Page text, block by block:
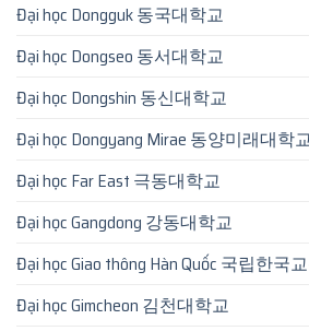
Đại học Dongguk 동국대학교
Đại học Dongseo 동서대학교
Đại học Dongshin 동신대학교
Đại học Dongyang Mirae 동양미래대학
Đại học Far East 극동대학교
Đại học Gangdong 강동대학교
Đại học Giao thông Hàn Quốc 국립한국
Đại học Gimcheon 김천대학교